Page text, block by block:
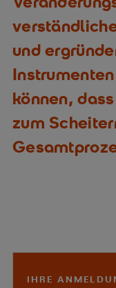
und
können,
zum
IHRE